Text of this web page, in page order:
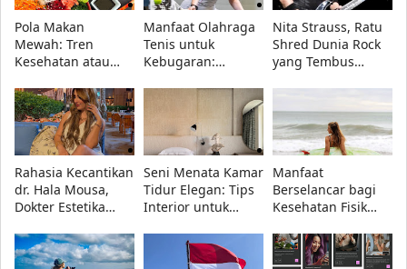
Pola Makan
Mewah: Tren
Kesehatan atau
Hidup Elit?
Manfaat Olahraga
Tenis untuk
Kebugaran:
Lebih Bugar dan
Kuat
Nita Strauss, Ratu
Shred Dunia Rock
yang Tembus
Rahasia Kecantikan
dr. Hala Mousa,
Dokter Estetika
Menginspirasi di
UAE
Seni Menata Kamar
Tidur Elegan: Tips
Interior untuk
Keseimbangan
Manfaat
Berselancar bagi
Kesehatan Fisik